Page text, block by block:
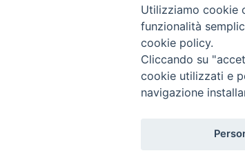
piazza San. Magno 14,Utilizziamo cookie
funzionalità
cookie policy.
Cliccando su
cookie utilizzati e
navigazione